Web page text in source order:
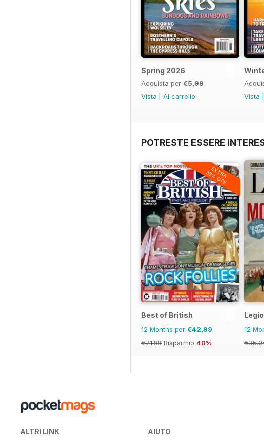
Spring 2026
Acquista per €5,99
Vista
Al carrello
Vista
POTRESTE ESSERE
EXTRA
20% OFF
Best of British
12 Months per €42,99
€71.88 Risparmio 40%
12
ALTRI LINK AIUTO